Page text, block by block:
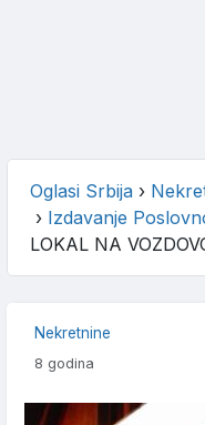
Oglasi Srbija ›
› Izdavanje
LOKAL NA
Nekretnine
8 godina